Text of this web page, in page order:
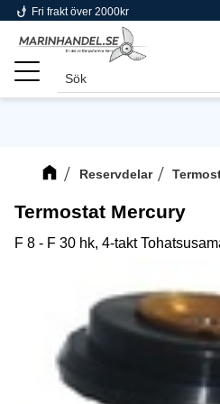
Meny
phishing Fri frakt över 2000kr
Reservdelar
Termostat Mercury
F 8 - F 30 hk, 4-takt